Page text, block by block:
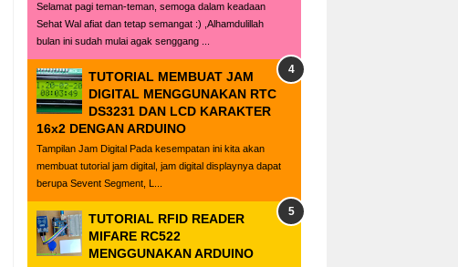
Selamat pagi teman-teman, semoga dalam keadaan
Sehat Wal afiat dan tetap semangat :) ,Alhamdulillah
bulan ini sudah mulai agak senggang ...
TUTORIAL MEMBUAT JAM
DIGITAL MENGGUNAKAN RTC
DS3231 DAN LCD KARAKTER
16x2 DENGAN ARDUINO
Tampilan Jam Digital Pada kesempatan ini kita akan
membuat tutorial jam digital, jam digital displaynya dapat
berupa Sevent Segment, L...
TUTORIAL RFID READER
MIFARE RC522
MENGGUNAKAN ARDUINO